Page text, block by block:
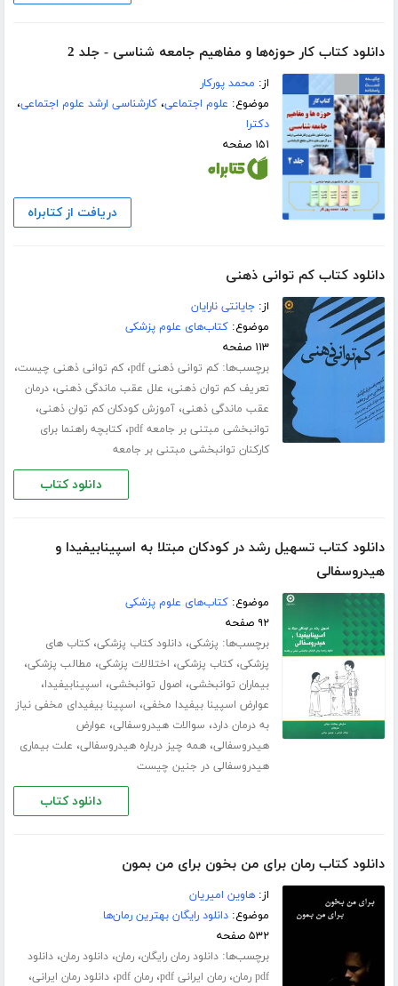
دانلود کتاب کار حوزه‌ها و مفاهیم جامعه شناسی - جلد 2
از: محمد پورکار
موضوع: علوم اجتماعی،کارشناسی ارشد علوم اجتماعی،
دکترا
۱۵۱ صفحه
دریافت از کتابراه
دانلود کتاب کم توانی ذهنی
از:جایانتی نارایان
موضوع:کتاب‌های علوم پزشکی
۱۱۳ صفحه
برچسب‌ها:کم توانی ذهنی pdf ،کم توانی ذهنی چیست،
تعریف کم توان ذهنی، علل عقب ماندگی ذهنی،درمان
عقب ماندگی ذهنی،آموزش کودکان کم توان ذهنی،
توانبخشی مبتنی بر جامعه pdf ،کتابچه راهنما برای
کارکنان توانبخشی مبتنی بر جامعه
دانلود کتاب
دانلود کتاب تسهیل رشد در کودکان مبتلا به اسپینابیفیدا و
هیدروسفالی
موضوع:کتاب‌های علوم پزشکی
۹۲ صفحه
برچسب‌ها: پزشکی،دانلود کتاب پزشکی،کتاب های
پزشکی،کتاب پزشکی، اختلالات پزشکی، مطالب پزشکی،
بیماران توانبخشی، اصول توانبخشی، اسپینابیفیدا،
عوارض اسپینا بیفیدا مخفی، اسپینا بیفیدای مخفی نیاز
به درمان دارد، سوالات هیدروسفالی، عوارض
هیدروسفالی،همه چیز درباره هیدروسفالی، علت بیماری
هیدروسفالی در جنین چیست
دانلود کتاب
دانلود کتاب رمان برای من بخون برای من بمون
از:هاوین امیریان
موضوع:دانلود رایگان بهترین رمان‌ها
۵۳۲ صفحه
برچسب‌ها:دانلود رمان رایگان،رمان،دانلود رمان،دانلود
pdf رمان
،رمان ایرانی pdf ،رمان pdf ،دانلود رمان ایرانی،